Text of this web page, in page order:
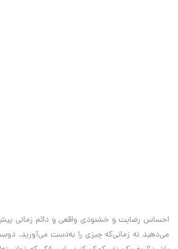
احساس رضایت و خشنودی واقعی و دائم زمانی پیش
می‌دهید نه زمانی‌که چیزی را به‌دست می‌آورید.